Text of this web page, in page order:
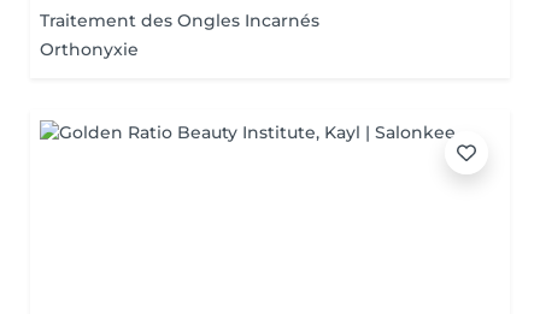
Traitement des Ongles Incarnés
Orthonyxie